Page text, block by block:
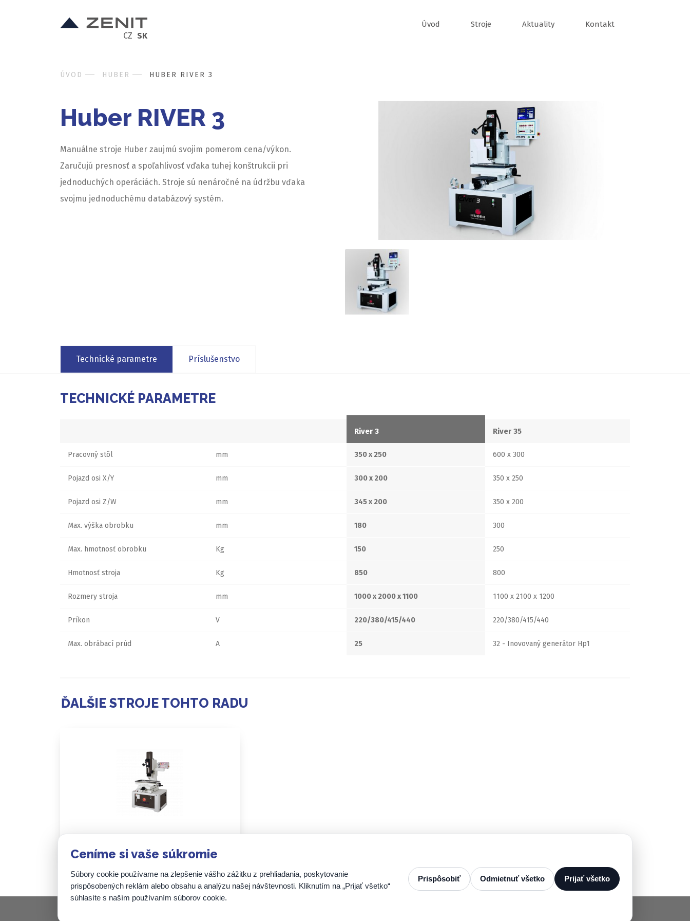
CZ SK
Úvod Stroje Aktuality Kontakt
ÚVOD HUBER HUBER RIVER 3
Huber RIVER 3
Manuálne stroje Huber zaujmú svojim pomerom cena/výkon.
Zaručujú presnosť a spoľahlivosť vďaka tuhej konštrukcii pri
jednoduchých operáciách. Stroje sú nenáročné na údržbu vďaka
svojmu jednoduchému databázový systém.
Technické parametre Príslušenstvo
TECHNICKÉ PARAMETRE
River 3 River 35
Pracovný stôl mm 350 x 250 600 x 300
Pojazd osi X/Y mm 300 x 200 350 x 250
Pojazd osi Z/W mm 345 x 200 350 x 200
Max. výška obrobku mm 180 300
Max. hmotnosť obrobku Kg 150 250
Hmotnosť stroja Kg 850 800
Rozmery stroja mm 1000 x 2000 x 1100 1100 x 2100 x 1200
Príkon V 220/380/415/440 220/380/415/440
Max. obrábací prúd A 25 32 - Inovovaný generátor Hp1
ĎALŠIE STROJE TOHTO RADU
HUBER River 35
Ceníme si vaše súkromie
Súbory cookie používame na zlepšenie vášho zážitku z prehliadania, poskytovanie
prispôsobených reklám alebo obsahu a analýzu našej návštevnosti. Kliknutím na „Prijať všetko“
súhlasíte s naším používaním súborov cookie.
Prispôsobiť Odmietnuť všetko Prijať všetko